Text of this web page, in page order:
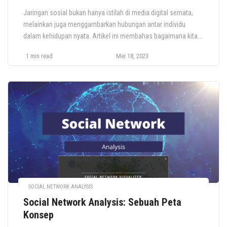
Jaringan sosial bukan hanya istilah di media digital semata,
melainkan juga menggambarkan hubungan antar individu
dalam kehidupan nyata. Artikel ini membahas bagaimana kita
memahami struktur dan dinamika jaringan sosial kita. Anda
menganalisis hubungan, dan mengeksplorasi peran Anda
dalam jaringan tersebut. Kali ini […]
1 min read Mei 18, 2023
SOCIAL NETWORK ANALYSIS
Social Network Analysis: Sebuah Peta
Konsep